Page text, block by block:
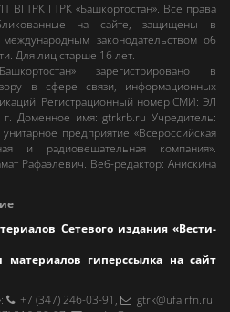
ВГТРК ГТРК «Башкортостан». Все права
на сайте, защищены в
законодательством об
Для лиц старше 16 лет.
зарегистрировано в
в сфере связи, информационных
Регистрационный номер СМИ: ЭЛ
Доменное имя:gtrkrb.ru Учредитель:
предприятие «Всероссийская
и радиовещательная компания».
Рафаэлевич. Веб-редактор:Анискина
Сетевого издания «Вести-
гиперссылка на сайт
: +7 (347) 246-03-91 ,
gtrk@ufa.rfn.ru